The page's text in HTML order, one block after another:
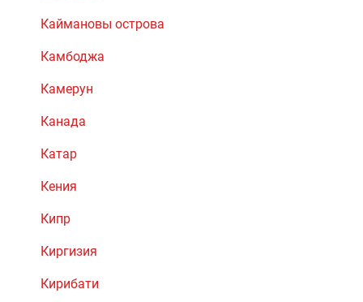
Каймановы острова
Камбоджа
Камерун
Канада
Катар
Кения
Кипр
Киргизия
Кирибати